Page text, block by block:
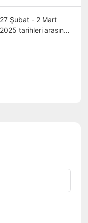
27 Şubat - 2 Mart
2025 tarihleri ​​arasında